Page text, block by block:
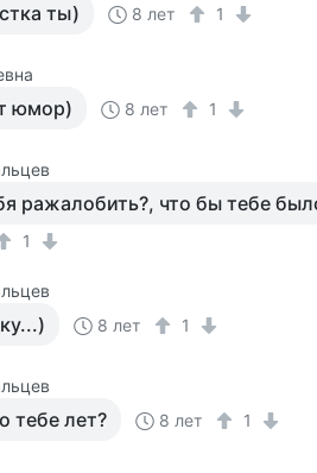
ты) 8 лет 1
юмор) 8 лет 1
ражалобить?, что бы тебе
1
8 лет 1
тебе лет? 8 лет 1